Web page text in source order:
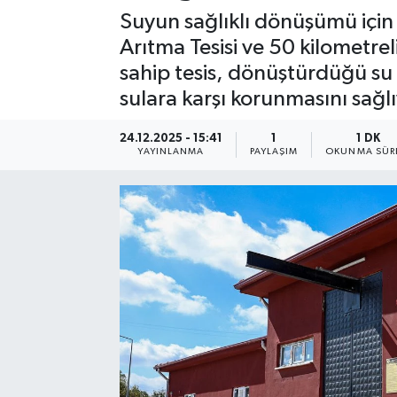
Suyun sağlıklı dönüşümü
Arıtma Tesisi ve 50
sahip tesis, dönüştürdüğü su
sulara karşı korunmasını
24.12.2025 - 15:41
YAYINLANMA
1
PAYLAŞIM
1 DK
OKUNMA